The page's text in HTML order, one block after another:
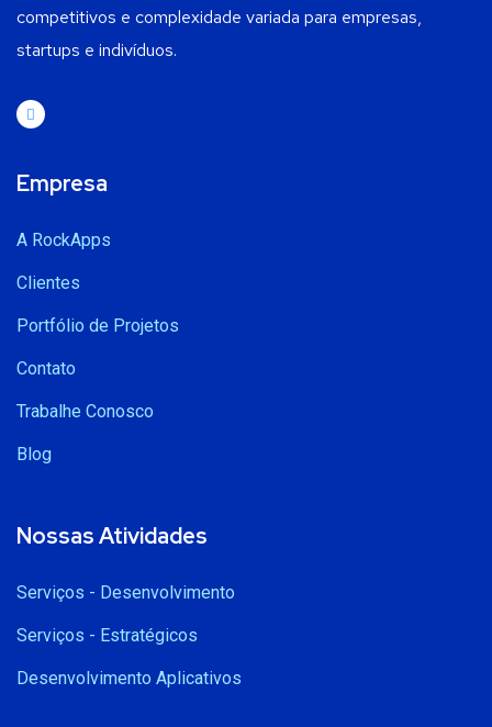
competitivos e complexidade variada para empresas,
startups e indivíduos.
Empresa
A RockApps
Clientes
Portfólio de Projetos
Contato
Trabalhe Conosco
Blog
Nossas Atividades
Serviços - Desenvolvimento
Serviços - Estratégicos
Desenvolvimento Aplicativos